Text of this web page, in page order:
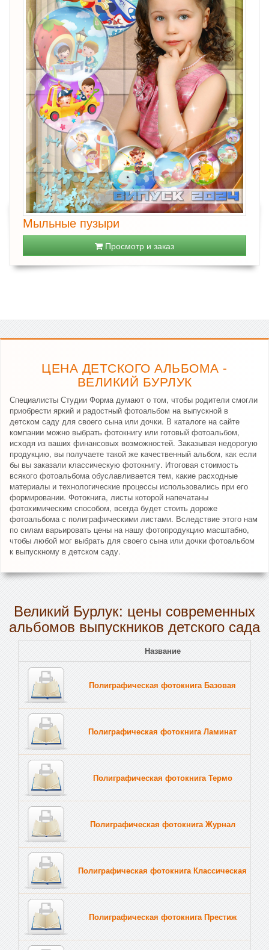
Мыльные пузыри
Просмотр и заказ
ЦЕНА ДЕТСКОГО АЛЬБОМА -
ВЕЛИКИЙ БУРЛУК
Специалисты Студии Форма думают о том, чтобы родители смогли
приобрести яркий и радостный фотоальбом на выпускной в
детском саду для своего сына или дочки. В каталоге на сайте
компании можно выбрать фотокнигу или готовый фотоальбом,
исходя из ваших финансовых возможностей. Заказывая недорогую
продукцию, вы получаете такой же качественный альбом, как если
бы вы заказали классическую фотокнигу. Итоговая стоимость
всякого фотоальбома обуславливается тем, какие расходные
материалы и технологические процессы использовались при его
формировании. Фотокнига, листы которой напечатаны
фотохимическим способом, всегда будет стоить дороже
фотоальбома с полиграфическими листами. Вследствие этого нам
по силам варьировать цены на нашу фотопродукцию масштабно,
чтобы любой мог выбрать для своего сына или дочки фотоальбом
к выпускному в детском саду.
Великий Бурлук: цены современных
альбомов выпускников детского сада
Название
Полиграфическая фотокнига Базовая
Полиграфическая фотокнига Ламинат
Полиграфическая фотокнига Термо
Полиграфическая фотокнига Журнал
Полиграфическая фотокнига Классическая
Полиграфическая фотокнига Престиж